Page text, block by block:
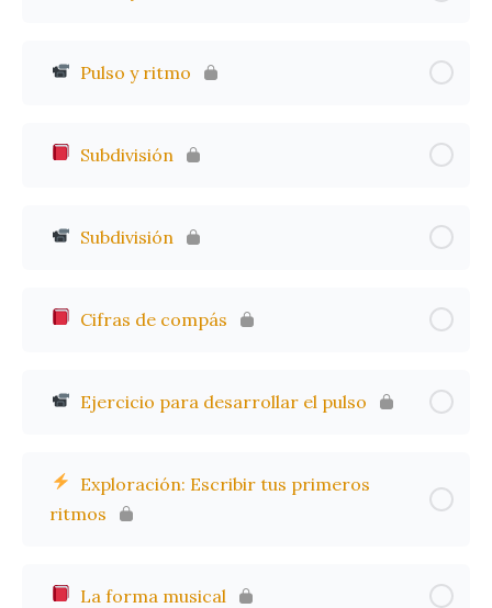
Pulso y ritmo
Subdivisión
Subdivisión
Cifras de compás
Ejercicio para desarrollar el pulso
Exploración: Escribir tus primeros
ritmos
La forma musical